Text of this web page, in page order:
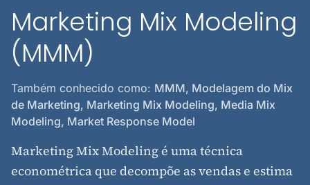
Marketing Mix Modeling
(MMM)
Também conhecido como: MMM, Modelagem do Mix
de Marketing, Marketing Mix Modeling, Media Mix
Modeling, Market Response Model
Marketing Mix Modeling é uma técnica
econométrica que decompõe as vendas e estima